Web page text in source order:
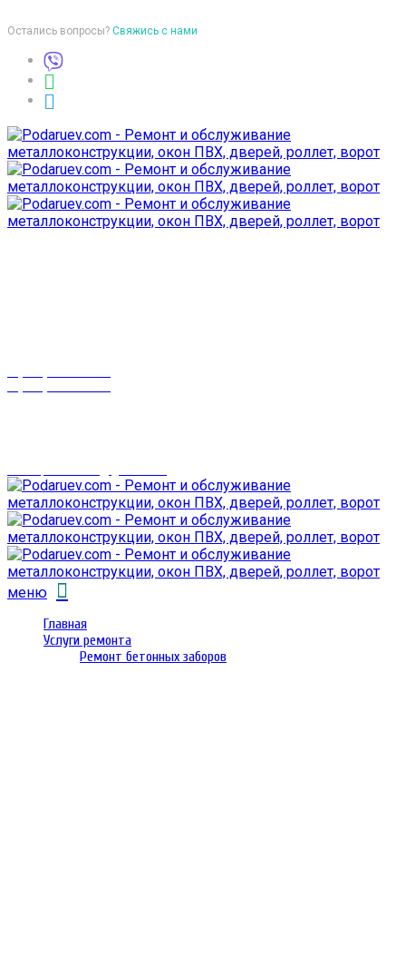
Остались вопросы? Свяжись с нами
меню
Главная
Услуги ремонта
Ремонт бетонных заборов